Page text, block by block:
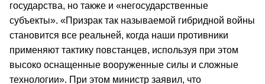
государства, но также и «негосударственные
субъекты». «Призрак так называемой гибридной войны
становится все реальней, когда наши противники
применяют тактику повстанцев, используя при этом
высоко оснащенные вооруженные силы и сложные
технологии». При этом министр заявил, что